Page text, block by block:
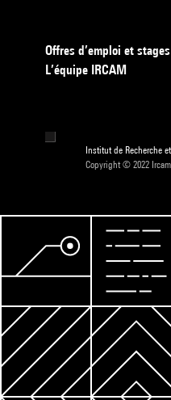
Offres d’emploi et stages
L’équipe IRCAM
Institut de Recherche
Copyright © 2022